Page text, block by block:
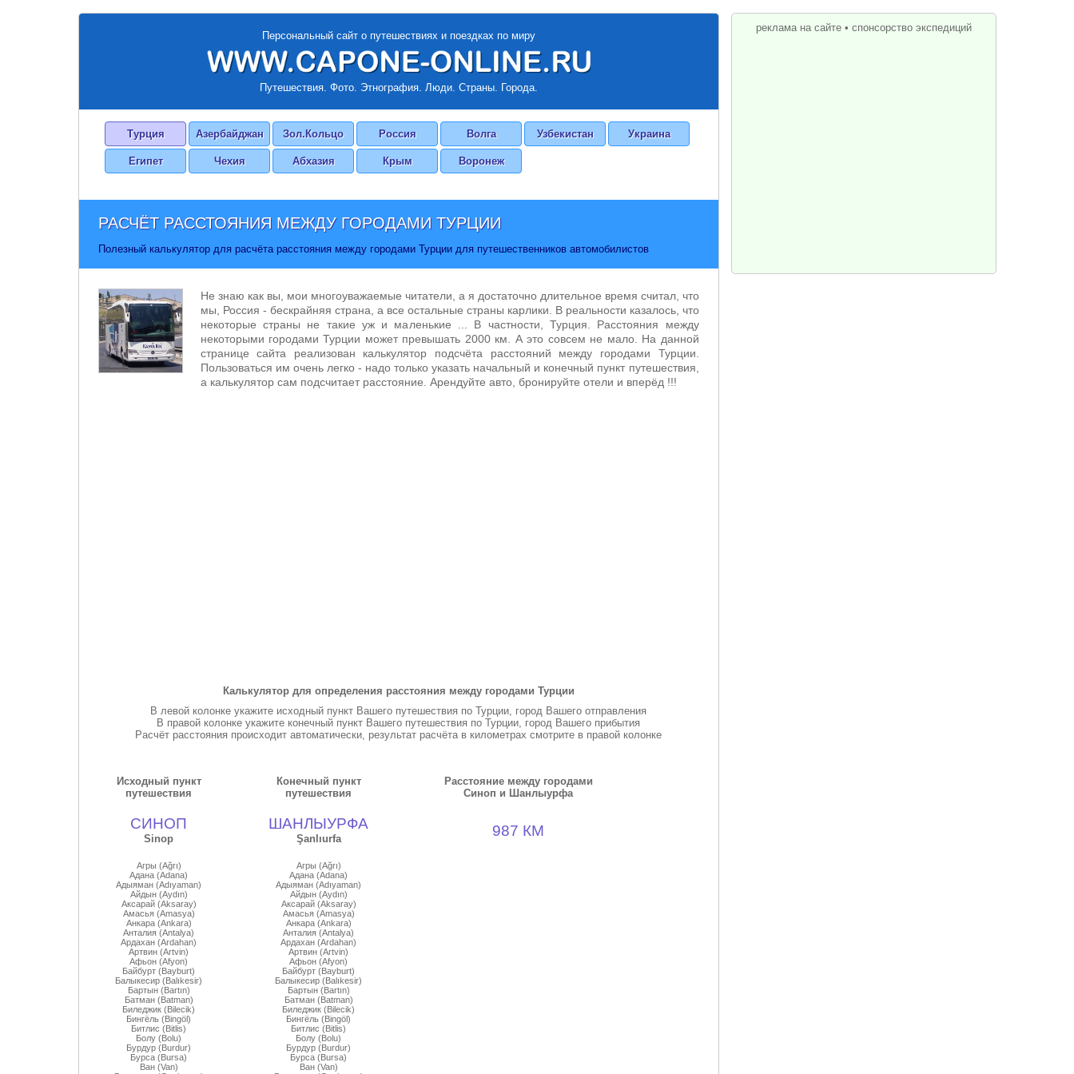
Персональный сайт о путешествиях и поездках по миру
Путешествия. Фото. Этнография. Люди. Страны. Города.
Турция Азербайджан Зол.Кольцо Россия Волга Узбекистан Украина
Египет Чехия Абхазия Крым Воронеж
РАСЧЁТ РАССТОЯНИЯ МЕЖДУ ГОРОДАМИ ТУРЦИИ
Полезный калькулятор для расчёта расстояния между городами Турции для путешественников автомобилистов
Не знаю как вы, мои многоуважаемые читатели, а я достаточно длительное время считал, что
мы, Россия - бескрайняя страна, а все остальные страны карлики. В реальности казалось, что
некоторые страны не такие уж и маленькие ... В частности, Турция. Расстояния между
некоторыми городами Турции может превышать 2000 км. А это совсем не мало. На данной
странице сайта реализован калькулятор подсчёта расстояний между городами Турции.
Пользоваться им очень легко - надо только указать начальный и конечный пункт путешествия,
а калькулятор сам подсчитает расстояние. Арендуйте авто, бронируйте отели и вперёд !!!
Калькулятор для определения расстояния между городами Турции
В левой колонке укажите исходный пункт Вашего путешествия по Турции, город Вашего отправления
В правой колонке укажите конечный пункт Вашего путешествия по Турции, город Вашего прибытия
Расчёт расстояния происходит автоматически, результат расчёта в километрах смотрите в правой колонке
Исходный пункт
путешествия
СИНОП
Sinop
Конечный пункт
путешествия
ШАНЛЫУРФА
Şanlıurfa
Расстояние между городами
Синоп и Шанлыурфа
987 КМ
Агры (Ağrı)
Адана (Adana)
Адыяман (Adıyaman)
Айдын (Aydın)
Аксарай (Aksaray)
Амасья (Amasya)
Анкара (Ankara)
Анталия (Antalya)
Ардахан (Ardahan)
Артвин (Artvin)
Афьон (Afyon)
Байбурт (Bayburt)
Балыкесир (Balıkesir)
Бартын (Bartın)
Батман (Batman)
Биледжик (Bilecik)
Бингёль (Bingöl)
Битлис (Bitlis)
Болу (Bolu)
Бурдур (Burdur)
Бурса (Bursa)
Ван (Van)
Агры (Ağrı)
Адана (Adana)
Адыяман (Adıyaman)
Айдын (Aydın)
Аксарай (Aksaray)
Амасья (Amasya)
Анкара (Ankara)
Анталия (Antalya)
Ардахан (Ardahan)
Артвин (Artvin)
Афьон (Afyon)
Байбурт (Bayburt)
Балыкесир (Balıkesir)
Бартын (Bartın)
Батман (Batman)
Биледжик (Bilecik)
Бингёль (Bingöl)
Битлис (Bitlis)
Болу (Bolu)
Бурдур (Burdur)
Бурса (Bursa)
Ван (Van)
реклама на сайте• спонсорство экспедиций